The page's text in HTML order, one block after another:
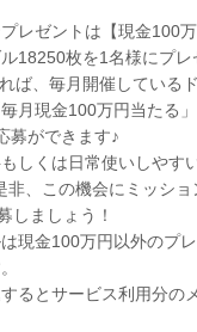
レゼントは【現金100
18250枚を1名様にプレ
ば、毎月開催している
月現金100万円当たる
募ができます♪
しくは日常使いしやす
非、この機会にミッシ
しましょう！
現金100万円以外のプ
るとサービス利用分の